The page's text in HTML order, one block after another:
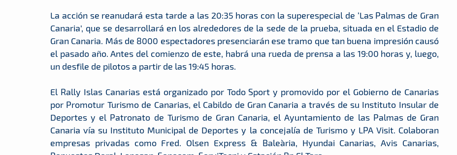
La acción se reanudará esta tarde a las 20:35 horas con la superespecial de ‘Las Palmas de Gran
Canaria’, que se desarrollará en los alrededores de la sede de la prueba, situada en el Estadio de
Gran Canaria. Más de 8000 espectadores presenciarán ese tramo que tan buena impresión causó
el pasado año. Antes del comienzo de este, habrá una rueda de prensa a las 19:00 horas y, luego,
un desfile de pilotos a partir de las 19:45 horas.
El Rally Islas Canarias está organizado por Todo Sport y promovido por el Gobierno de Canarias
por Promotur Turismo de Canarias, el Cabildo de Gran Canaria a través de su Instituto Insular de
Deportes y el Patronato de Turismo de Gran Canaria, el Ayuntamiento de las Palmas de Gran
Canaria vía su Instituto Municipal de Deportes y la concejalía de Turismo y LPA Visit. Colaboran
empresas privadas como Fred. Olsen Express & Baleària, Hyundai Canarias, Avis Canarias,